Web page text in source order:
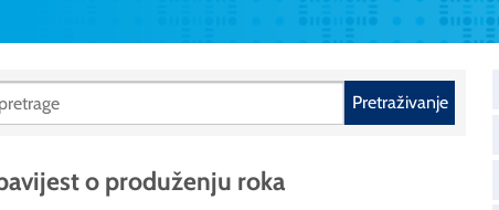
Pretraživanje
o produženju roka